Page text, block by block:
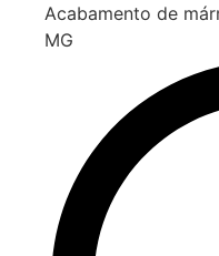
Acabamento de
MG